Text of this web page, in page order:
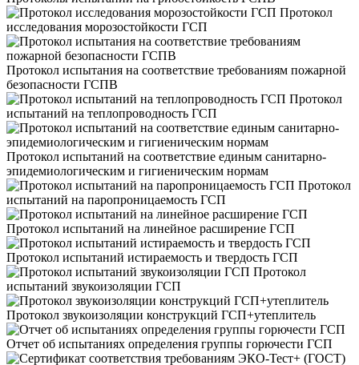
Протокол
исследования морозостойкости ГСП
Протокол испытания на соответствие требованиям пожарной
безопасности ГСПВ
Протокол
испытаний на теплопроводность ГСП
Протокол испытаний на соответствие единым санитарно-
эпидемиологическим и гигиеническим нормам
Протокол
испытаний на паропроницаемость ГСП
Протокол испытаний на линейное расширение ГСП
Протокол испытаний истираемость и твердость ГСП
Протокол
испытаний звукоизоляции ГСП
Протокол звукоизоляции конструкций ГСП+утеплитель
Отчет об испытаниях определения группы горючести ГСП